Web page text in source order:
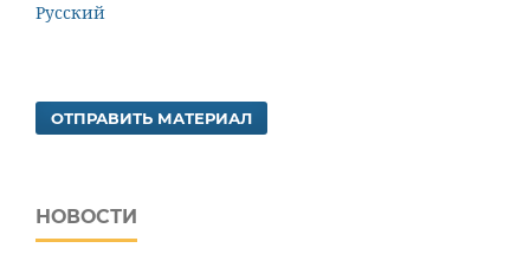
Русский
ОТПРАВИТЬ МАТЕРИАЛ
НОВОСТИ